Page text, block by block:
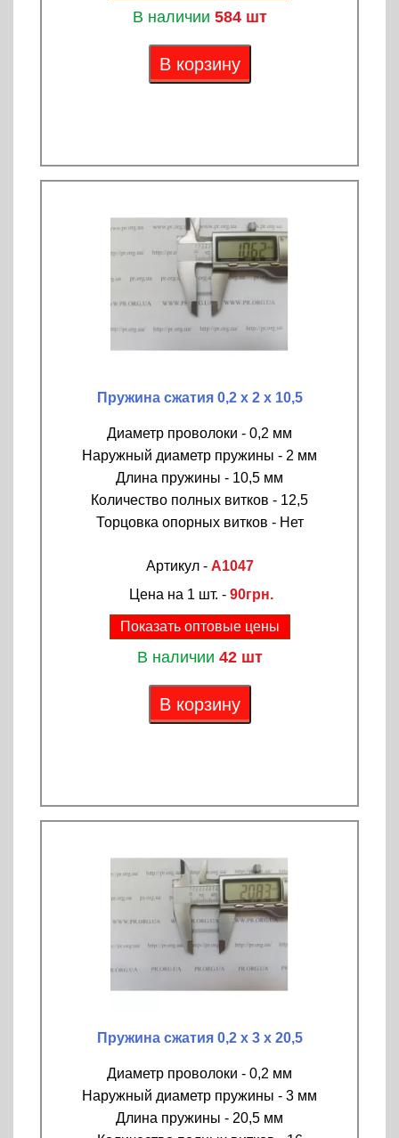
В наличии 584 шт
В корзину
Пружина сжатия 0,2 х 2 х 10,5
Диаметр проволоки - 0,2 мм
Наружный диаметр пружины - 2 мм
Длина пружины - 10,5 мм
Количество полных витков - 12,5
Торцовка опорных витков - Нет
Артикул - A1047
Цена на 1 шт. - 90грн.
Показать оптовые цены
В наличии 42 шт
В корзину
Пружина сжатия 0,2 х 3 х 20,5
Диаметр проволоки - 0,2 мм
Наружный диаметр пружины - 3 мм
Длина пружины - 20,5 мм